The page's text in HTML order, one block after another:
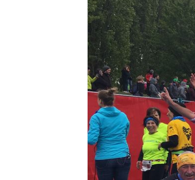
Cliquez sur Rechercher ou ESC pour fermer